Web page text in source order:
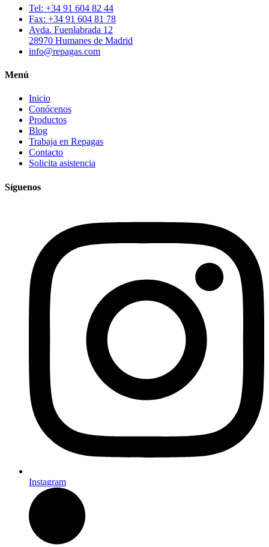
Tel: +34 91 604 82 44
Fax: +34 91 604 81 78
Avda. Fuenlabrada 12
28970 Humanes de Madrid
info@repagas.com
Menú
Inicio
Conócenos
Productos
Blog
Trabaja en Repagas
Contacto
Solicita asistencia
Síguenos
Instagram